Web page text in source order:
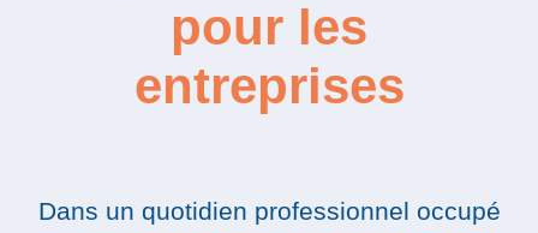
pour les
entreprises
Dans un quotidien professionnel occupé